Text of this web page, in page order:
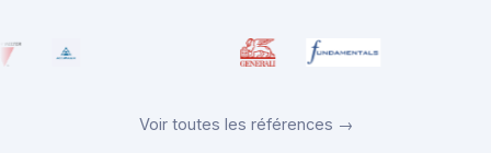
Voir toutes les références →